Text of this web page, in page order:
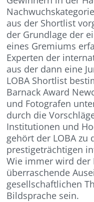
aus der Shortlist
der Grundlage der
eines Gremiums
Experten der
aus der dann eine
LOBA Shortlist
Barnack Award
und Fotografen
durch die
Institutionen und
gehört der LOBA
prestigeträchtigen
Wie immer wird der
überraschende
gesellschaftlichen
Bildsprache sein.